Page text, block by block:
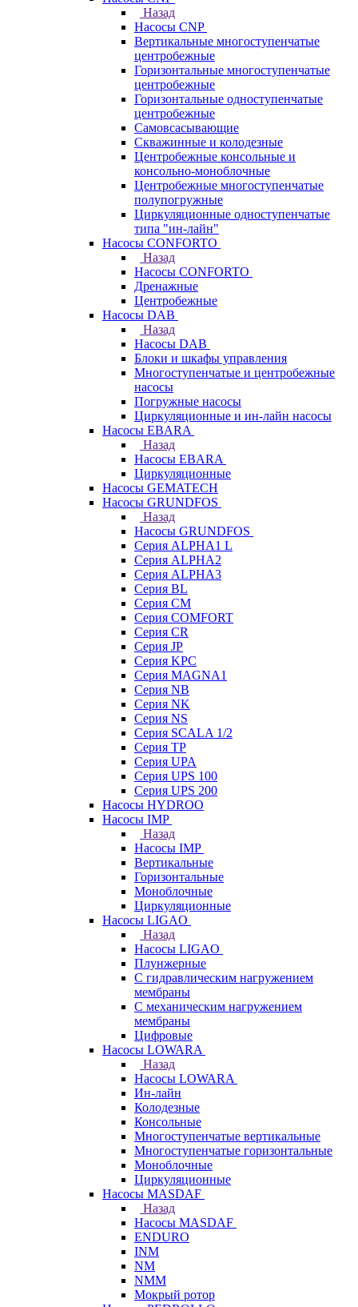
Назад
Насосы CNP
Вертикальные многоступенчатые
центробежные
Горизонтальные многоступенчатые
центробежные
Горизонтальные одноступенчатые
центробежные
Самовсасывающие
Скважинные и колодезные
Центробежные консольные и
консольно-моноблочные
Центробежные многоступенчатые
полупогружные
Циркуляционные одноступенчатые
типа "ин-лайн"
Насосы CONFORTO
Назад
Насосы CONFORTO
Дренажные
Центробежные
Насосы DAB
Назад
Насосы DAB
Блоки и шкафы управления
Многоступенчатые и центробежные
насосы
Погружные насосы
Циркуляционные и ин-лайн насосы
Насосы EBARA
Назад
Насосы EBARA
Циркуляционные
Насосы GEMATECH
Насосы GRUNDFOS
Назад
Насосы GRUNDFOS
Серия ALPHA1 L
Серия ALPHA2
Серия ALPHA3
Серия BL
Серия CM
Серия COMFORT
Серия CR
Серия JP
Серия KPC
Серия MAGNA1
Серия NB
Серия NK
Серия NS
Серия SCALA 1/2
Серия TP
Серия UPA
Серия UPS 100
Серия UPS 200
Насосы HYDROO
Насосы IMP
Назад
Насосы IMP
Вертикальные
Горизонтальные
Моноблочные
Циркуляционные
Насосы LIGAO
Назад
Насосы LIGAO
Плунжерные
С гидравлическим нагружением
мембраны
С механическим нагружением
мембраны
Цифровые
Насосы LOWARA
Назад
Насосы LOWARA
Ин-лайн
Колодезные
Консольные
Многоступенчатые вертикальные
Многоступенчатые горизонтальные
Моноблочные
Циркуляционные
Насосы MASDAF
Назад
Насосы MASDAF
ENDURO
INM
NM
NMM
Мокрый ротор